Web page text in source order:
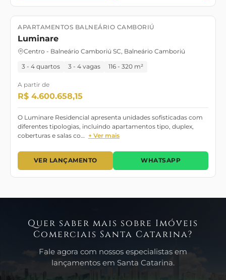
Lançamento junho/2028
APARTAMENTOS BALNEÁRIO CAMBORIÚ
Luminare
Centro - Balneário Camboriú SC, Balneário Camboriú
3 - 4 quartos 3 - 4 vagas 116 - 320 m²
A partir de
R$ 4.600.658,15
O Luminare Residencial apresenta unidades sofisticadas com
diferentes tipologias, incluindo apartamentos tipo, duplex,
coberturas e salas co… + Ver mais
VER LANÇAMENTO WHATSAPP
Quer saber mais sobre Imóveis
Comerciais Santa Catarina?
Fale agora com nossos especialistas em
lançamentos em Santa Catarina.